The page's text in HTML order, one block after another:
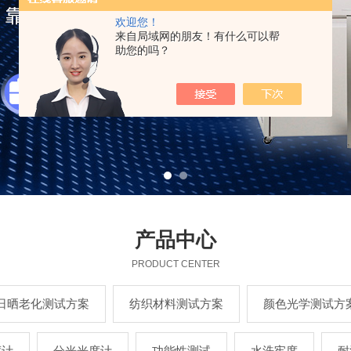
欢迎您！
来自局域网的朋友！有什么可以帮
助您的吗？
产品中心
PRODUCT CENTER
晒老化测试方案 纺织材料测试方案 颜色光学测试方